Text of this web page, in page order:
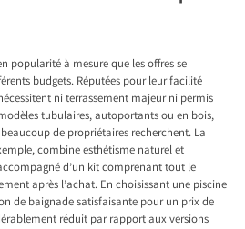
popularité à mesure que les offres se
budgets. Réputées pour leur facilité
ni terrassement majeur ni permis
tubulaires, autoportants ou en bois,
de propriétaires recherchent. La
combine esthétisme naturel et
d’un kit comprenant tout le
après l’achat. En choisissant une piscine
de baignade satisfaisante pour un prix de
réduit par rapport aux versions